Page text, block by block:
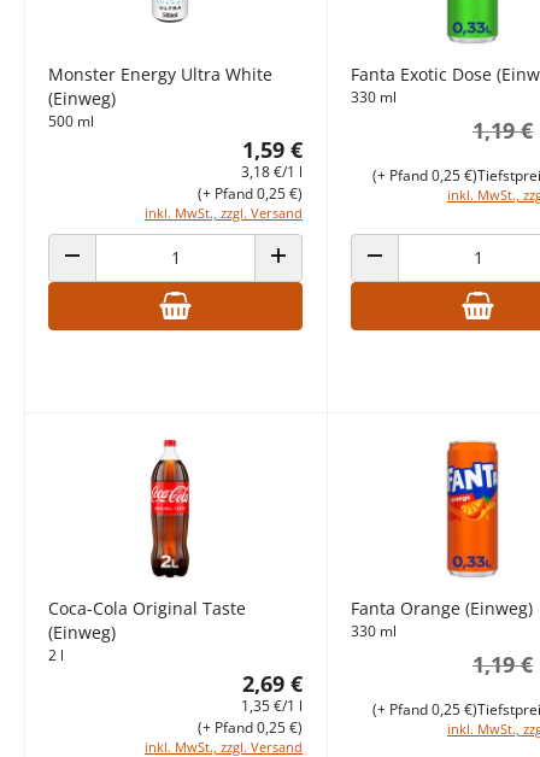
Monster Energy Ultra White
(Einweg)
500 ml
1,59 €
3,18 €/1 l
inkl. MwSt., zzgl. Versand
(+ Pfand 0,25 €)
ANZAHL VERRINGERN ANZAHL ERHÖHEN
Fanta Exotic Dose
330 ml
1,19 €
inkl. MwSt.,
(+ Pfand 0,25 €)
ANZAHL VERRINGERN
Coca-Cola Original Taste
(Einweg)
2 l
2,69 €
1,35 €/1 l
inkl. MwSt., zzgl. Versand
(+ Pfand 0,25 €)
Fanta Orange (Einweg)
330 ml
1,19 €
inkl. MwSt.,
(+ Pfand 0,25 €)